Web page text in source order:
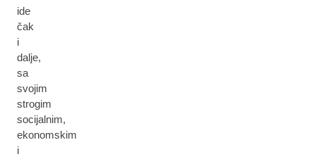
ide
čak
i
dalje,
sa
svojim
strogim
socijalnim,
ekonomskim
i